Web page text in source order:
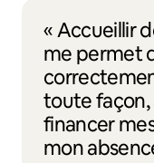
« Accueillir
me permet
toute façon,
financer
mon